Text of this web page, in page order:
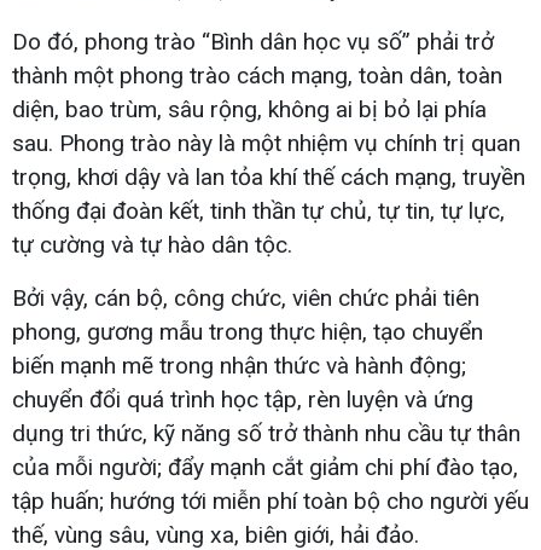
Do đó, phong trào “Bình dân học vụ số” phải trở
thành một phong trào cách mạng, toàn dân, toàn
diện, bao trùm, sâu rộng, không ai bị bỏ lại phía
sau. Phong trào này là một nhiệm vụ chính trị quan
trọng, khơi dậy và lan tỏa khí thế cách mạng, truyền
thống đại đoàn kết, tinh thần tự chủ, tự tin, tự lực,
tự cường và tự hào dân tộc.
Bởi vậy, cán bộ, công chức, viên chức phải tiên
phong, gương mẫu trong thực hiện, tạo chuyển
biến mạnh mẽ trong nhận thức và hành động;
chuyển đổi quá trình học tập, rèn luyện và ứng
dụng tri thức, kỹ năng số trở thành nhu cầu tự thân
của mỗi người; đẩy mạnh cắt giảm chi phí đào tạo,
tập huấn; hướng tới miễn phí toàn bộ cho người yếu
thế, vùng sâu, vùng xa, biên giới, hải đảo.